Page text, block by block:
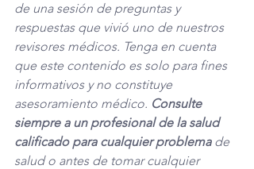
de una sesión de preguntas y
respuestas que vivió uno de nuestros
revisores médicos. Tenga en cuenta
que este contenido es solo para fines
informativos y no constituye
asesoramiento médico. Consulte
siempre a un profesional de la salud
calificado para cualquier problema de
salud o antes de tomar cualquier